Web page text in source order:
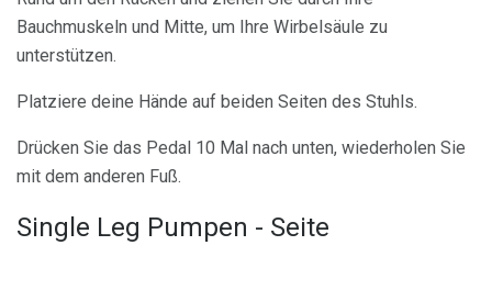
Bauchmuskeln und Mitte, um Ihre Wirbelsäule zu
unterstützen.
Platziere deine Hände auf beiden Seiten des Stuhls.
Drücken Sie das Pedal 10 Mal nach unten, wiederholen Sie
mit dem anderen Fuß.
Single Leg Pumpen - Seite